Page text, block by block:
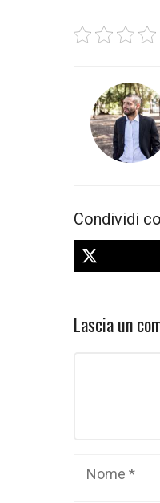
Condividi
Lascia un